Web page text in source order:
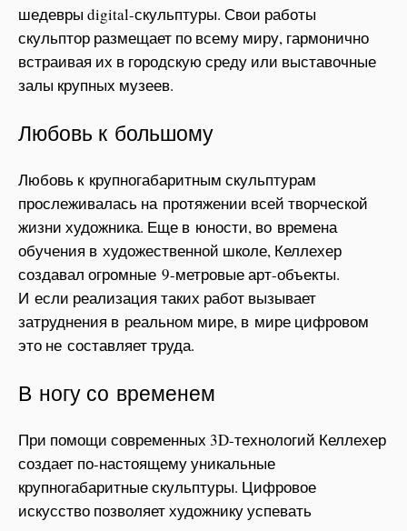
шедевры digital-скульптуры. Свои работы
скульптор размещает по всему миру, гармонично
встраивая их в городскую среду или выставочные
залы крупных музеев.
Любовь к большому
Любовь к крупногабаритным скульптурам
прослеживалась на протяжении всей творческой
жизни художника. Еще в юности, во времена
обучения в художественной школе, Келлехер
создавал огромные 9-метровые арт-объекты.
И если реализация таких работ вызывает
затруднения в реальном мире, в мире цифровом
это не составляет труда.
В ногу со временем
При помощи современных 3D-технологий Келлехер
создает по-настоящему уникальные
крупногабаритные скульптуры. Цифровое
искусство позволяет художнику успевать